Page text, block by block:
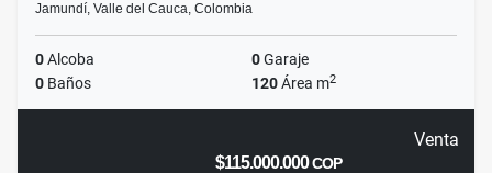
Jamundí, Valle del Cauca, Colombia
0Alcoba 0Garaje
0 Baños 120Área m2
Venta
$115.000.000COP